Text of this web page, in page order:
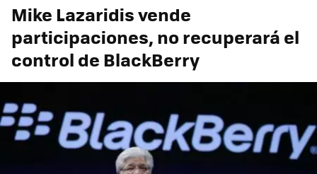
Mike Lazaridis vende
participaciones, no recuperará el
control de BlackBerry